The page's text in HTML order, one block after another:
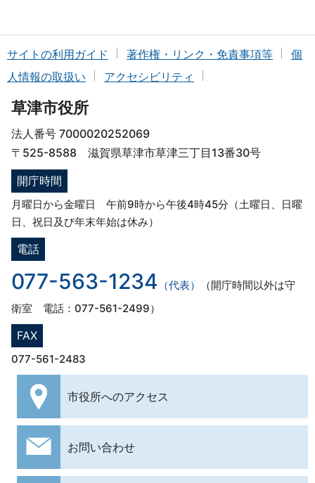
サイトの利用ガイド 著作権・リンク・免責事項等
個
人情報の取扱い
アクセシビリティ
草津市役所
法人番号 7000020252069
〒525-8588 滋賀県草津市草津三丁目13番30号
開庁時間
月曜日から金曜日 午前9時から午後4時45分（土曜日、日曜
日、祝日及び年末年始は休み）
電話
077-563-1234 （代表）
（開庁時間以外は守
衛室 電話：077-561-2499）
FAX
077-561-2483
市役所へのアクセス
お問い合わせ